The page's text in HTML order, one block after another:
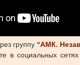
группу “АМК.
в социальных